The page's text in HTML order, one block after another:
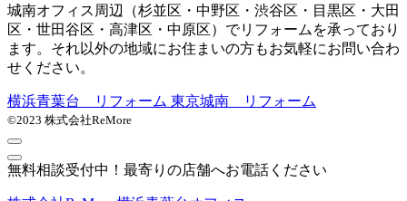
城南オフィス周辺（杉並区・中野区・渋谷区・目黒区・大田
区・世田谷区・高津区・中原区）でリフォームを承っており
ます。それ以外の地域にお住まいの方もお気軽にお問い合わ
せください。
横浜青葉台 リフォーム 東京城南 リフォーム
©2023 株式会社ReMore
無料相談受付中！最寄りの店舗へお電話ください